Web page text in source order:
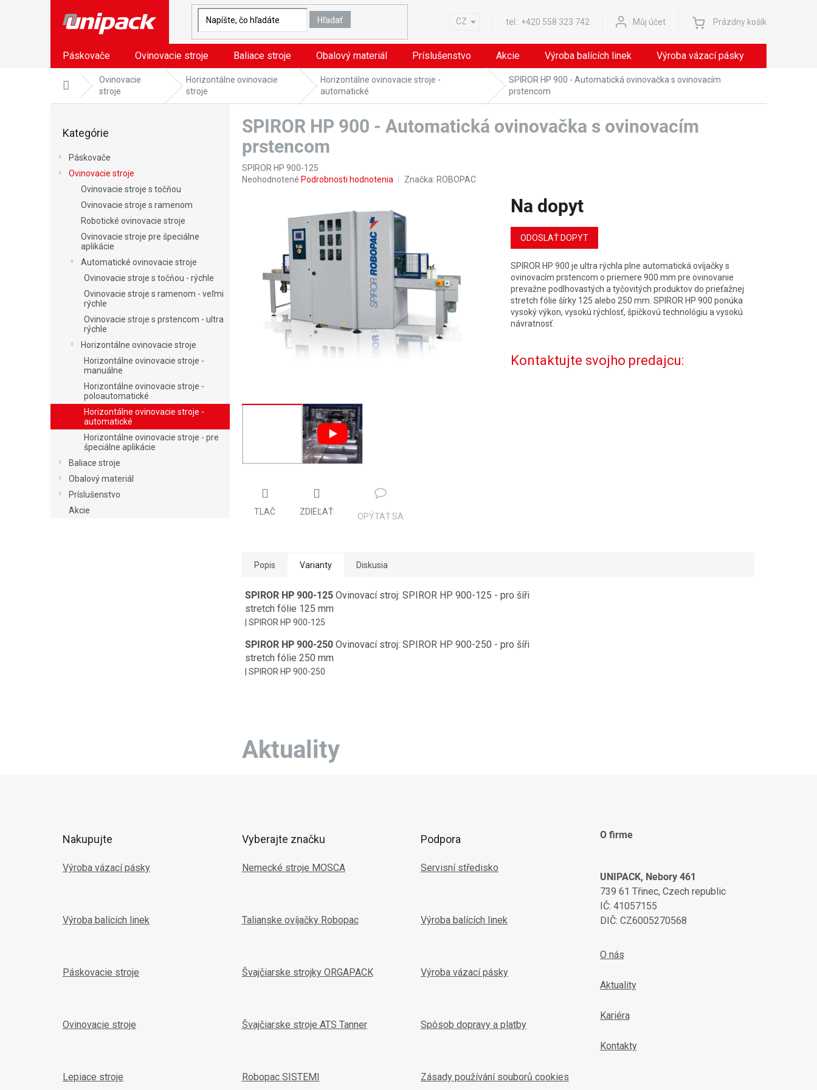
Hľadať CZ tel.: +420 558 323 742 Můj účet
Nákupný
Prázdny košík
Páskovače Ovinovacie stroje Baliace stroje Obalový materiál Príslušenstvo Akcie Výroba balících linek Výroba vázací pásky
Domov
Ovinovacie
stroje
Horizontálne ovinovacie
stroje
Horizontálne ovinovacie stroje -
automatické
SPIROR HP 900 - Automatická ovinovačka s ovinovacím
prstencom
kategórie
Kategórie
Páskovače
Ovinovacie stroje
Ovinovacie stroje s točňou
Ovinovacie stroje s ramenom
Robotické ovinovacie stroje
Ovinovacie stroje pre špeciálne
aplikácie
Automatické ovinovacie stroje
Ovinovacie stroje s točňou - rýchle
Ovinovacie stroje s ramenom - veľmi
rýchle
Ovinovacie stroje s prstencom - ultra
rýchle
Horizontálne ovinovacie stroje
Horizontálne ovinovacie stroje -
manuálne
Horizontálne ovinovacie stroje -
poloautomatické
Horizontálne ovinovacie stroje -
automatické
Horizontálne ovinovacie stroje - pre
špeciálne aplikácie
Baliace stroje
Obalový materiál
Príslušenstvo
Akcie
SPIROR HP 900 - Automatická ovinovačka s ovinovacím
prstencom
SPIROR HP 900-125
Priemerné
hviezdičiek.
Neohodnotené Podrobnosti hodnotenia Značka: ROBOPAC
TLAČ ZDIEĽAŤ
OPÝTAŤ SA
Na dopyt
Jednotková
cena:
ODOSLAŤ DOPYT
SPIROR HP 900 je ultra rýchla plne automatická ovíjačky s
ovinovacím prstencom o priemere 900 mm pre ovinovanie
prevažne podlhovastých a tyčovitých produktov do prieťažnej
stretch fólie šírky 125 alebo 250 mm. SPIROR HP 900 ponúka
vysoký výkon, vysokú rýchlosť, špičkovú technológiu a vysokú
návratnosť.
Kontaktujte svojho predajcu:
Popis Varianty Diskusia
SPIROR HP 900-125 Ovinovací stroj: SPIROR HP 900-125 - pro šíři
stretch fólie 125 mm
| SPIROR HP 900-125
SPIROR HP 900-250 Ovinovací stroj: SPIROR HP 900-250 - pro šíři
stretch fólie 250 mm
| SPIROR HP 900-250
Aktuality
Nakupujte
Výroba vázací pásky
Výroba balících linek
Páskovacie stroje
Ovinovacie stroje
Lepiace stroje
Vyberajte značku
Nemecké stroje MOSCA
Talianske ovíjačky Robopac
Švajčiarske strojky ORGAPACK
Švajčiarske stroje ATS Tanner
Robopac SISTEMI
Podpora
Servisní středisko
Výroba balících linek
Výroba vázací pásky
Spôsob dopravy a platby
Zásady používání souborů cookies
O firme
UNIPACK, Nebory 461
739 61 Třinec, Czech republic
IČ: 41057155
DIČ: CZ6005270568
O nás
Aktuality
Kariéra
Kontakty